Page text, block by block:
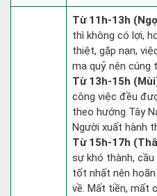
Từ 11h-13h
thì không có lợi,
thiệt, gặp nạn,
ma quỷ nên cúng
Từ 13h-15h
công việc đều
theo hướng Tây
Người xuất hành
Từ 15h-17h
sự khó thành,
tốt nhất nên
về. Mất tiền, mất